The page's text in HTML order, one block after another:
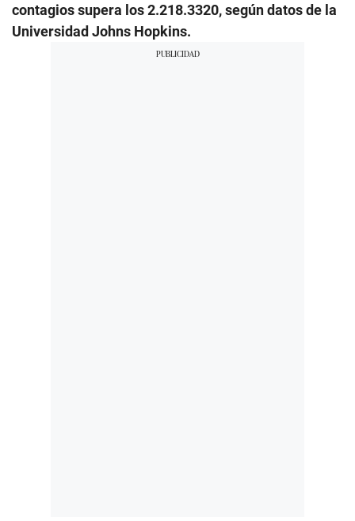
contagios supera los 2.218.3320, según datos de la
Universidad Johns Hopkins.